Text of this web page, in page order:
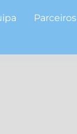
Parceiros